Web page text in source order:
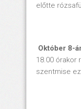
előtte
Október 8-
18.00 órakor
szentmise